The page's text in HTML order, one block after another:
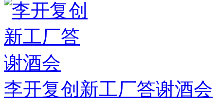
李开复创新工厂答谢酒会